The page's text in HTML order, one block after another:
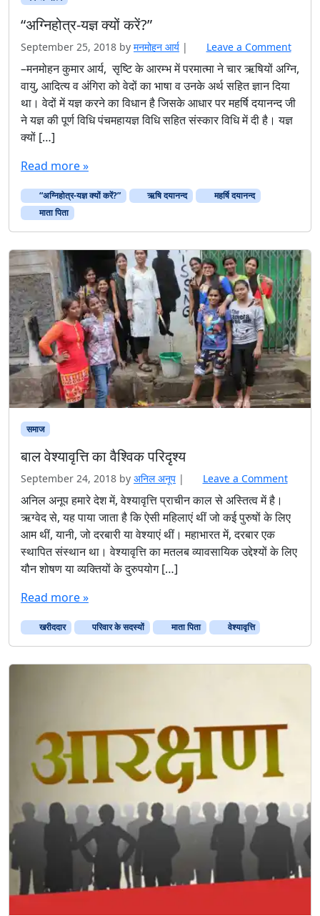
“अग्निहोत्र-यज्ञ क्यों करें?”
September 25, 2018 by मनमोहन आर्य | Leave a Comment
–मनमोहन कुमार आर्य, सृष्टि के आरम्भ में परमात्मा ने चार ऋषियों अग्नि,
वायु, आदित्य व अंगिरा को वेदों का भाषा व उनके अर्थ सहित ज्ञान दिया
था। वेदों में यज्ञ करने का विधान है जिसके आधार पर महर्षि दयानन्द जी
ने यज्ञ की पूर्ण विधि पंचमहायज्ञ विधि सहित संस्कार विधि में दी है। यज्ञ
क्यों […]
Read more »
“अग्निहोत्र-यज्ञ क्यों करें?” ऋषि दयानन्द
महर्षि दयानन्द
माता पिता
समाज
बाल वेश्यावृत्ति का वैश्विक परिदृश्य
September 24, 2018 by अनिल अनूप | Leave a Comment
अनिल अनूप हमारे देश में, वेश्यावृत्ति प्राचीन काल से अस्तित्व में है।
ऋग्वेद से, यह पाया जाता है कि ऐसी महिलाएं थीं जो कई पुरुषों के लिए
आम थीं, यानी, जो दरबारी या वेश्याएं थीं। महाभारत में, दरबार एक
स्थापित संस्थान था। वेश्यावृत्ति का मतलब व्यावसायिक उद्देश्यों के लिए
यौन शोषण या व्यक्तियों के दुरुपयोग […]
Read more »
खरीददार परिवार के सदस्यों माता पिता वेश्यावृत्ति